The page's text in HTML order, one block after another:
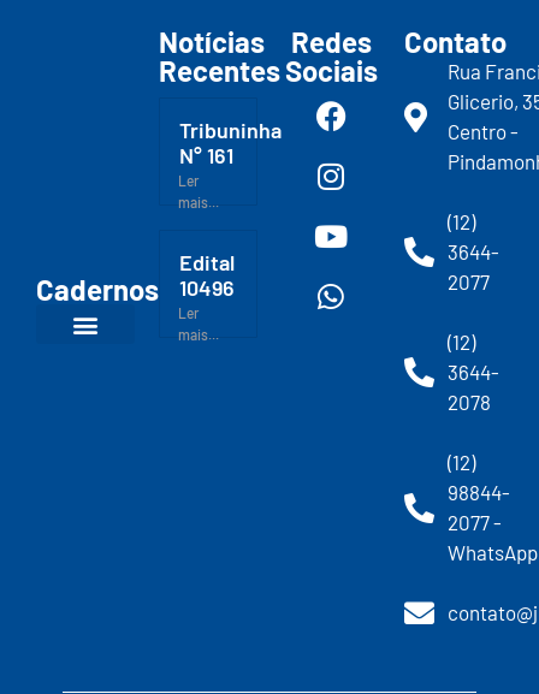
Cadernos
Notícias
Recentes
Tribuninha
N° 161
Ler
mais...
Edital
10496
Ler
mais...
Redes
Sociais
Contato
Rua
Glicerio,
Centro -
(12)
3644-
2077
(12)
3644-
2078
(12)
98844-
2077 -
WhatsApp